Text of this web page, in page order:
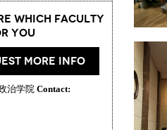
which Faculty
you
more info
治学院 Contact: